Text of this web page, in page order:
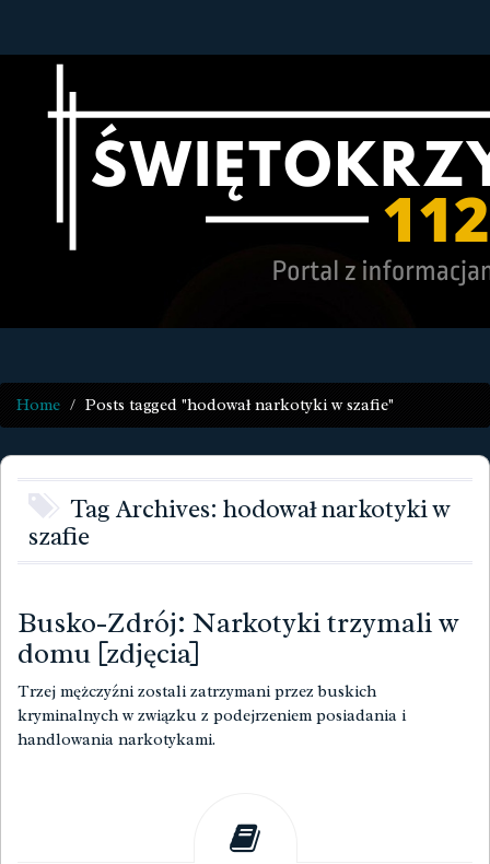
Home Posts tagged "hodował narkotyki w szafie"
Tag Archives: hodował narkotyki w
szafie
Busko-Zdrój: Narkotyki trzymali w
domu [zdjęcia]
Trzej mężczyźni zostali zatrzymani przez buskich
kryminalnych w związku z podejrzeniem posiadania i
handlowania narkotykami.